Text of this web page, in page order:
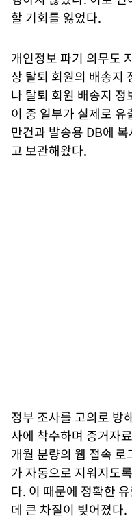
할 기회를 잃었다.
개인정보 파기 의무도
상 탈퇴 회원의 배송지
나 탈퇴 회원 배송지
이 중 일부가 실제로
만건과 발송용 DB에
고 보관해왔다.
정부 조사를 고의로 방
사에 착수하며 증거자
개월 분량의 웹 접속
가 자동으로 지워지도
다. 이 때문에 정확한
데 큰 차질이 빚어졌다.